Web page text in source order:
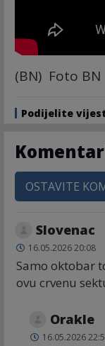
(BN) Foto BN
Podijelite
OSTAVITE
Slovenac
16.05.2026 20:08
Samo oktobar
ovu crvenu
Orakle
16.05.2026